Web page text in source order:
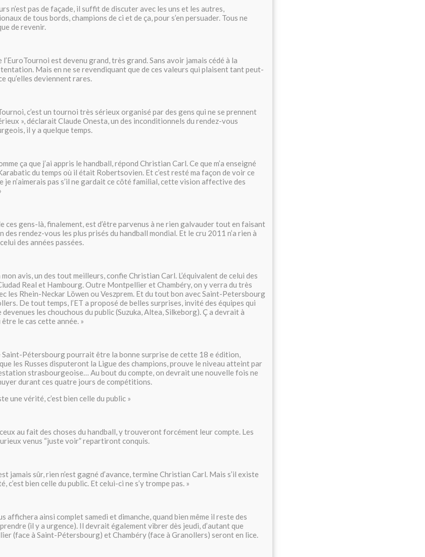
n’est pas de façade, il suffit de discuter avec les uns et les autres,
de tous bords, champions de ci et de ça, pour s’en persuader. Tous ne
de revenir.
l’EuroTournoi est devenu grand, très grand. Sans avoir jamais cédé à la
Mais en ne se revendiquant que de ces valeurs qui plaisent tant peut-
qu’elles deviennent rares.
c’est un tournoi très sérieux organisé par des gens qui ne se prennent
», déclarait Claude Onesta, un des inconditionnels du rendez-vous
il y a quelque temps.
ça que j’ai appris le handball, répond Christian Carl. Ce que m’a enseigné
du temps où il était Robertsovien. Et c’est resté ma façon de voir ce
je n’aimerais pas s’il ne gardait ce côté familial, cette vision affective des
ces gens-là, finalement, est d’être parvenus à ne rien galvauder tout en faisant
des rendez-vous les plus prisés du handball mondial. Et le cru 2011 n’a rien à
des années passées.
mon avis, un des tout meilleurs, confie Christian Carl. L’équivalent de celui des
Real et Hambourg. Outre Montpellier et Chambéry, on y verra du très
les Rhein-Neckar Löwen ou Veszprem. Et du tout bon avec Saint-Petersbourg
De tout temps, l’ET a proposé de belles surprises, invité des équipes qui
les chouchous du public (Suzuka, Altea, Silkeborg). Ç a devrait à
le cas cette année. »
Saint-Pétersbourg pourrait être la bonne surprise de cette 18 e édition,
les Russes disputeront la Ligue des champions, prouve le niveau atteint par
strasbourgeoise… Au bout du compte, on devrait une nouvelle fois ne
durant ces quatre jours de compétitions.
une vérité, c’est bien celle du public »
ceux au fait des choses du handball, y trouveront forcément leur compte. Les
venus “juste voir” repartiront conquis.
jamais sûr, rien n’est gagné d’avance, termine Christian Carl. Mais s’il existe
c’est bien celle du public. Et celui-ci ne s’y trompe pas. »
affichera ainsi complet samedi et dimanche, quand bien même il reste des
(il y a urgence). Il devrait également vibrer dès jeudi, d’autant que
(face à Saint-Pétersbourg) et Chambéry (face à Granollers) seront en lice.